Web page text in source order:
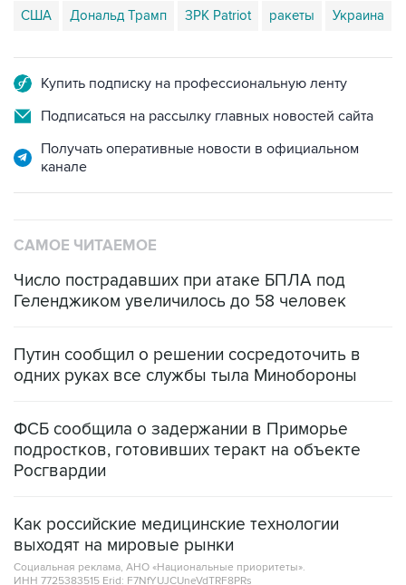
США Дональд Трамп ЗРК Patriot ракеты Украина
Купить подписку на профессиональную ленту
Подписаться на рассылку главных новостей сайта
Получать оперативные новости в официальном
канале
САМОЕ ЧИТАЕМОЕ
Число пострадавших при атаке БПЛА под
Геленджиком увеличилось до 58 человек
Путин сообщил о решении сосредоточить в
одних руках все службы тыла Минобороны
ФСБ сообщила о задержании в Приморье
подростков, готовивших теракт на объекте
Росгвардии
Как российские медицинские технологии
выходят на мировые рынки
Социальная реклама, АНО «Национальные приоритеты».
ИНН 7725383515 Erid: F7NfYUJCUneVdTRF8PRs